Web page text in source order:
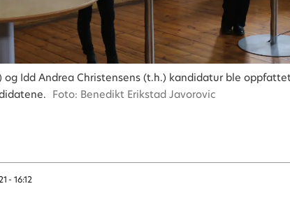
Idd Andrea Christensens (t.h.) kandidatur ble
Foto: Benedikt Erikstad Javorovic
- 16:12